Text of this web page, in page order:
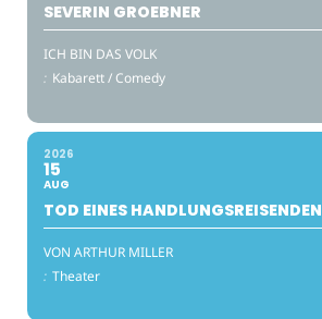
SEVERIN GROEBNER
ICH BIN DAS VOLK
: Kabarett / Comedy
2026
15
AUG
TOD EINES HANDLUNGSREISENDEN
VON ARTHUR MILLER
: Theater